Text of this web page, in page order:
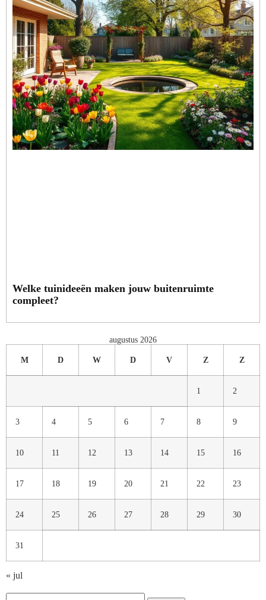
Welke tuinideeën maken jouw buitenruimte
compleet?
augustus 2026
M D W D V Z Z
1 2
3 4 5 6 7 8 9
10 11 12 13 14 15 16
17 18 19 20 21 22 23
24 25 26 27 28 29 30
31
« jul